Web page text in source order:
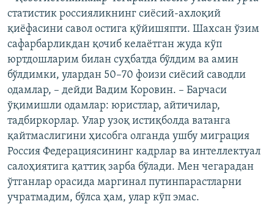
статистик россияликнинг сиёсий-ахлоқий
қиёфасини савол остига қўйишяпти. Шахсан ўзим
сафарбарликдан қочиб келаётган жуда кўп
юртдошларим билан суҳбатда бўлдим ва амин
бўлдимки, улардан 50–70 фоизи сиёсий саводли
одамлар, – дейди Вадим Коровин. – Барчаси
ўқимишли одамлар: юристлар, айтичилар,
тадбиркорлар. Улар узоқ истиқболда ватанга
қайтмаслигини ҳисобга олганда ушбу миграция
Россия Федерациясининг кадрлар ва интеллектуал
салоҳиятига қаттиқ зарба бўлади. Мен чегарадан
ўтганлар орасида маргинал путинпарастларни
учратмадим, бўлса ҳам, улар кўп эмас.